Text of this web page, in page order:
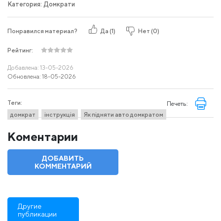
Категория: Домкрати
Понравился материал? Да (1) Нет (0)
Рейтинг:
Добавленa: 13-05-2026
Обновленa: 18-05-2026
Теги:
домкрат
інструкція Як підняти авто домкратом
Печеть:
Коментарии
ДОБАВИТЬ
КОММЕНТАРИЙ
Другие
публикации